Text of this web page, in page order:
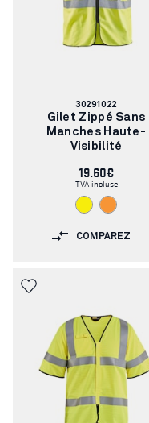
Numéro
d'article:
30291022
Gilet Zippé Sans
Manches Haute-
Visibilité
19.60€
TVA incluse
COMPAREZ